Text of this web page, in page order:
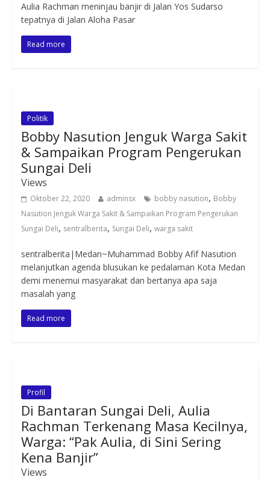
Aulia Rachman meninjau banjir di Jalan Yos Sudarso
tepatnya di Jalan Aloha Pasar
Read more
Politik
Bobby Nasution Jenguk Warga Sakit
& Sampaikan Program Pengerukan
Sungai Deli
Views
Oktober 22, 2020 adminsx bobby nasution, Bobby
Nasution Jenguk Warga Sakit & Sampaikan Program Pengerukan
Sungai Deli, sentralberita, Sungai Deli, warga sakit
sentralberita|Medan~Muhammad Bobby Afif Nasution
melanjutkan agenda blusukan ke pedalaman Kota Medan
demi menemui masyarakat dan bertanya apa saja
masalah yang
Read more
Profil
Di Bantaran Sungai Deli, Aulia
Rachman Terkenang Masa Kecilnya,
Warga: “Pak Aulia, di Sini Sering
Kena Banjir”
Views